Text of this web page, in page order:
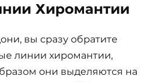
Хиромантии
вы сразу обратите
линии хиромантии,
они выделяются на